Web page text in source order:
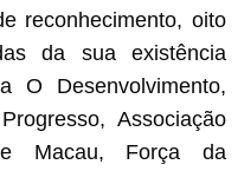
reconhecimento, oito
da sua existência
O Desenvolvimento,
Associação
Macau, Força da